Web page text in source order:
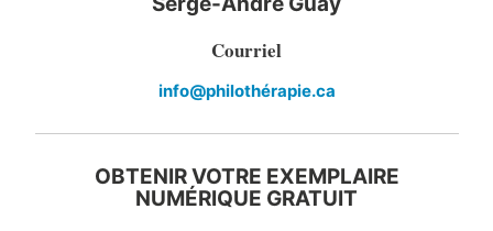
Courriel
info@philothérapie.ca
OBTENIR VOTRE EXEMPLAIRE
NUMÉRIQUE GRATUIT